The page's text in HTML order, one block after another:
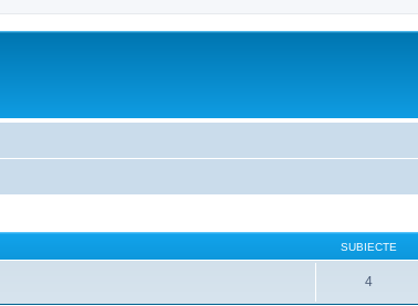
SUBIECTE
4